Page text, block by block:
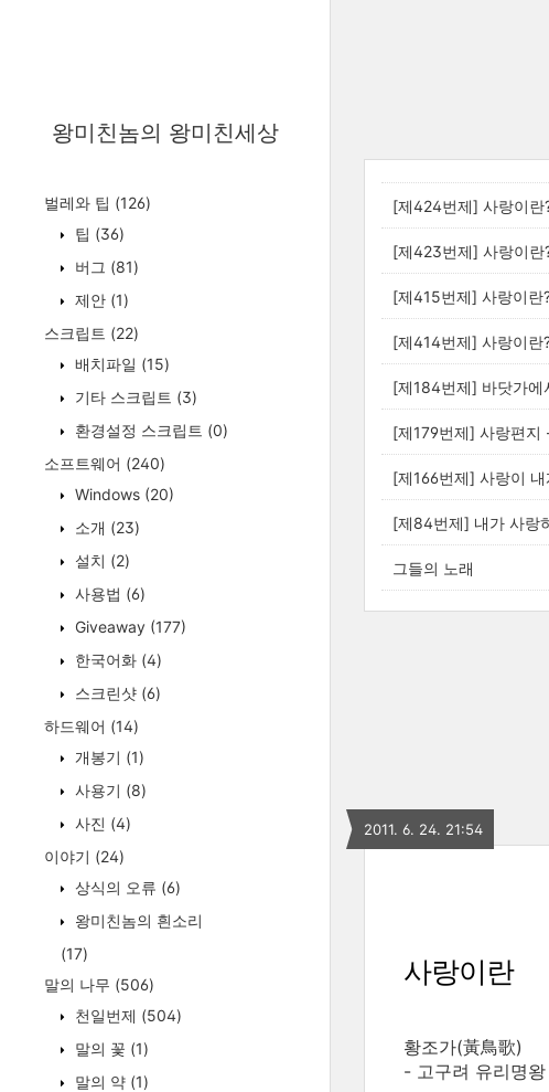
왕미친놈의 왕미친세상
벌레와 팁 (126)
팁 (36)
버그 (81)
제안 (1)
스크립트 (22)
배치파일 (15)
기타 스크립트 (3)
환경설정 스크립트 (0)
소프트웨어 (240)
Windows (20)
소개 (23)
설치 (2)
사용법 (6)
Giveaway (177)
한국어화 (4)
스크린샷 (6)
하드웨어 (14)
개봉기 (1)
사용기 (8)
사진 (4)
이야기 (24)
상식의 오류 (6)
왕미친놈의 흰소리
(17)
말의 나무 (506)
천일번제 (504)
말의 꽃 (1)
말의 약 (1)
[제424번제] 사랑이
[제423번제] 사랑이
[제415번제] 사랑이란
[제414번제] 사랑이란
[제184번제] 바닷가에
[제179번제] 사랑편지
[제166번제] 사랑이
[제84번제] 내가 사랑
그들의 노래
2011. 6. 24. 21:54
사랑이란
황조가(黃鳥歌)
- 고구려 유리명왕